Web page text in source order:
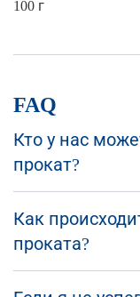
100 г
FAQ
Кто у нас
прокат?
Как
проката?